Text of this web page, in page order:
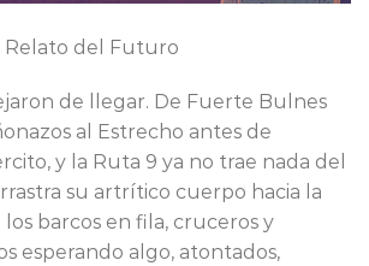
Relato del Futuro
de llegar. De Fuerte Bulnes
al Estrecho antes de
y la Ruta 9 ya no trae nada del
su artrítico cuerpo hacia la
barcos en fila, cruceros y
esperando algo, atontados,